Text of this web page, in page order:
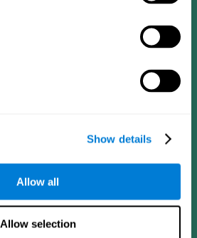
Show details
Allow all
Allow selection
健康的老年人
老年人保健
成人的认知状态